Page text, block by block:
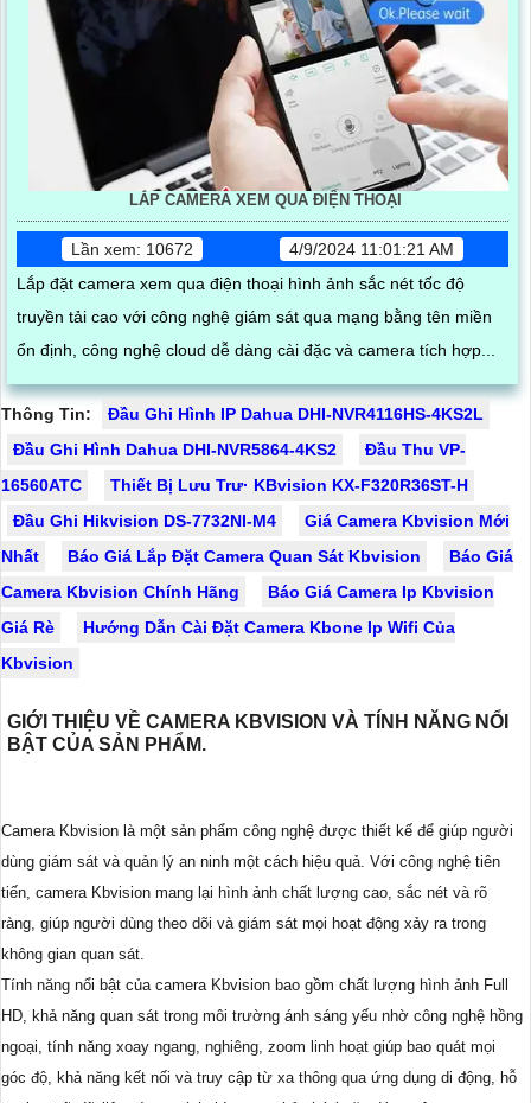
LẮP CAMERA XEM QUA ĐIỆN THOẠI
Lần xem: 10672
4/9/2024 11:01:21 AM
Lắp đặt camera xem qua điện thoại hình ảnh sắc nét tốc độ
truyền tải cao với công nghệ giám sát qua mạng bằng tên miền
ổn định, công nghệ cloud dễ dàng cài đặc và camera tích hợp...
Thông Tin:
Đầu Ghi Hình IP Dahua DHI-NVR4116HS-4KS2L
Đầu Ghi Hình Dahua DHI-NVR5864-4KS2
Đầu Thu VP-
16560ATC
Thiết Bị Lưu Trư· KBvision KX-F320R36ST-H
Đầu Ghi Hikvision DS-7732NI-M4
Giá Camera Kbvision Mới
Nhất
Báo Giá Lắp Đặt Camera Quan Sát Kbvision
Báo Giá
Camera Kbvision Chính Hãng
Báo Giá Camera Ip Kbvision
Giá Rè
Hướng Dẫn Cài Đặt Camera Kbone Ip Wifi Của
Kbvision
GIỚI THIỆU VỀ CAMERA KBVISION VÀ TÍNH NĂNG NỔI
BẬT CỦA SẢN PHẨM.
Camera Kbvision là một sản phẩm công nghệ được thiết kế để giúp người
dùng giám sát và quản lý an ninh một cách hiệu quả. Với công nghệ tiên
tiến, camera Kbvision mang lại hình ảnh chất lượng cao, sắc nét và rõ
ràng, giúp người dùng theo dõi và giám sát mọi hoạt động xảy ra trong
không gian quan sát.
Tính năng nổi bật của camera Kbvision bao gồm chất lượng hình ảnh Full
HD, khả năng quan sát trong môi trường ánh sáng yếu nhờ công nghệ hồng
ngoại, tính năng xoay ngang, nghiêng, zoom linh hoạt giúp bao quát mọi
góc độ, khả năng kết nối và truy cập từ xa thông qua ứng dụng di động, hỗ